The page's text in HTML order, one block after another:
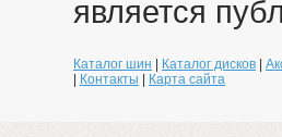
является
Каталог шин Каталог дисков
Контакты Карта сайта